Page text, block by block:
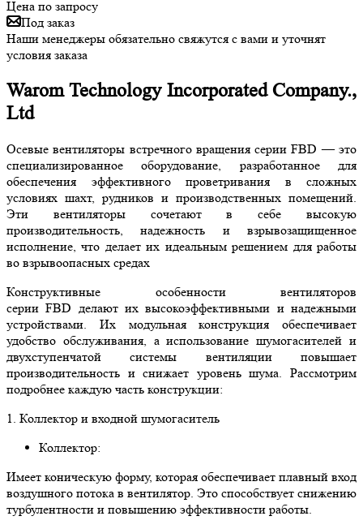
Цена по запросу
Под заказ
Наши менеджеры обязательно свяжутся с вами и уточнят
условия заказа
Warom Technology Incorporated Company.,
Ltd
Осевые вентиляторы встречного вращения серии FBD — это
специализированное оборудование, разработанное для
обеспечения эффективного проветривания в сложных
условиях шахт, рудников и производственных помещений.
Эти вентиляторы сочетают в себе высокую
производительность, надежность и взрывозащищенное
исполнение, что делает их идеальным решением для работы
во взрывоопасных средах
Конструктивные особенности вентиляторов
серии FBD делают их высокоэффективными и надежными
устройствами. Их модульная конструкция обеспечивает
удобство обслуживания, а использование шумогасителей и
двухступенчатой системы вентиляции повышает
производительность и снижает уровень шума. Рассмотрим
подробнее каждую часть конструкции:
1. Коллектор и входной шумогаситель
Коллектор:
Имеет коническую форму, которая обеспечивает плавный вход
воздушного потока в вентилятор. Это способствует снижению
турбулентности и повышению эффективности работы.